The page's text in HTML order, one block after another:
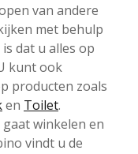
van andere
met behulp
dat u alles op
kunt ook
producten zoals
en Toilet.
winkelen en
vindt u de